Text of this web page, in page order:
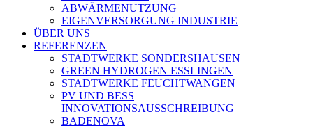
ABWÄRMENUTZUNG
EIGENVERSORGUNG INDUSTRIE
ÜBER UNS
REFERENZEN
STADTWERKE SONDERSHAUSEN
GREEN HYDROGEN ESSLINGEN
STADTWERKE FEUCHTWANGEN
PV UND BESS
INNOVATIONSAUSSCHREIBUNG
BADENOVA